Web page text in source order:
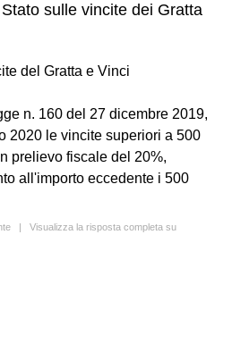
sulle vincite dei Gratta
del Gratta e Vinci
n. 160 del 27 dicembre 2019,
2020 le vincite superiori a 500
prelievo fiscale del 20%,
all'importo eccedente i 500
| Visualizza la risposta completa su